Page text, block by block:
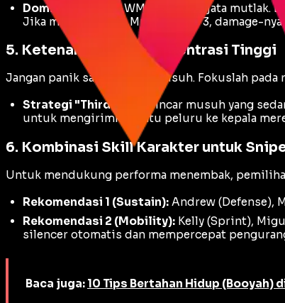
Dominasi AWM:
AWM adalah senjata mutlak.
Jika menggunakanMuzzle Level 3, damage-
5. Ketenangan dan Konsentrasi Tinggi
Jangan panik saat melihat musuh. Fokuslah pada
Strategi "Third Party":
Incar musuh yang
untuk mengirimkan satu peluru ke kepala
6. Kombinasi Skill Karakter untuk
Untuk mendukung performa menembak,
Rekomendasi 1 (Sustain): Andrew (Defense),
Rekomendasi 2 (Mobility): Kelly (Sprint),
silencer otomatis dan mempercepat
Baca juga: 10 Tips Bertahan Hidup (Booyah)